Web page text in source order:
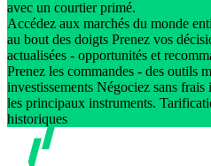
avec un courtier primé.
Accédez aux marchés du monde
au bout des doigts Prenez vos
actualisées - opportunités et
Prenez les commandes - des outils
investissements Négociez sans
les principaux instruments.
historiques